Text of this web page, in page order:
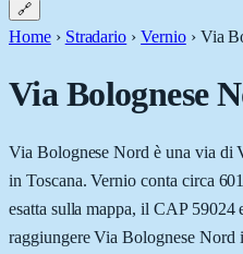
🔗
Home › Stradario › Vernio › Via
Via Bolognese
Via Bolognese Nord è una via di
in Toscana. Vernio conta circa
esatta sulla mappa, il CAP 59024
raggiungere Via Bolognese